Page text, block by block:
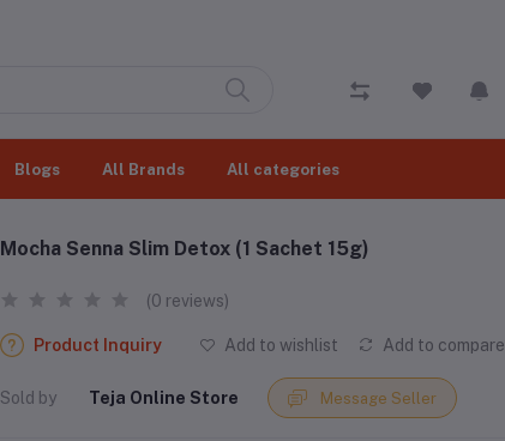
Blogs All Brands All categories
Mocha Senna Slim Detox (1 Sachet 15g)
(0 reviews)
Product Inquiry Add to wishlist Add to compare
Sold by Teja Online Store Message Seller